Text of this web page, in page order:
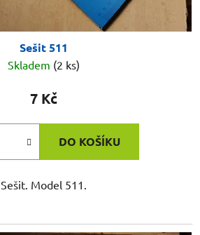
Sešit 511
Skladem (2 ks)
7 Kč
DO KOŠÍKU
Sešit. Model 511.